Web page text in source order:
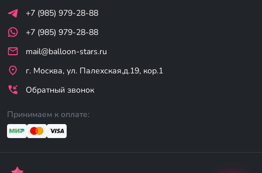
+7 (985) 979-28-88
+7 (985) 979-28-88
mail@balloon-stars.ru
г. Москва, ул. Палехская,д.19, кор.1
Обратный звонок
Принимаем к оплате: